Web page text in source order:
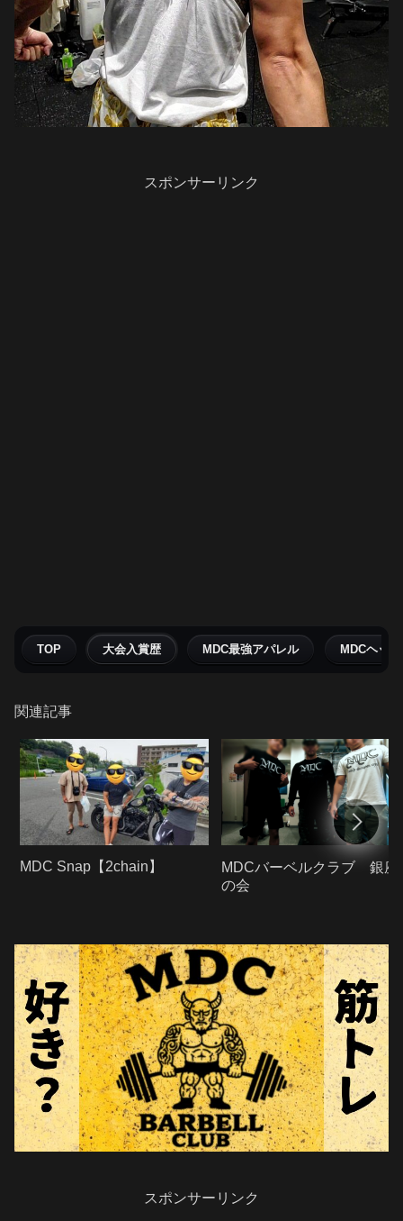
スポンサーリンク
TOP 大会入賞歴 MDC最強アパレル MDCヘッ
関連記事
MDC Snap【2chain】
MDCバーベルクラブ 銀座
の会
スポンサーリンク